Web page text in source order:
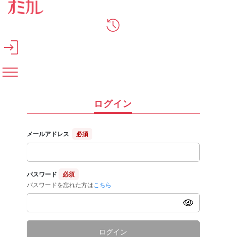
メインコンテンツへスキップ
ログイン
メールアドレス 必須
パスワード
必須
パスワードを忘れた方は こちら
ログイン